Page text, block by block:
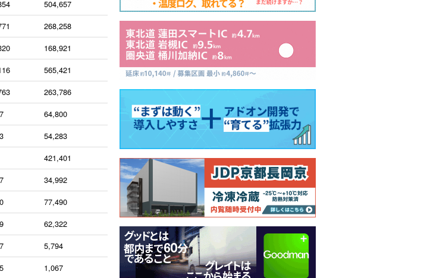
504,657
268,258
168,921
565,421
263,786
64,800
54,283
421,401
34,992
77,490
62,322
5,794
1,067